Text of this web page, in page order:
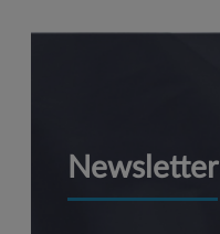
Newsletter